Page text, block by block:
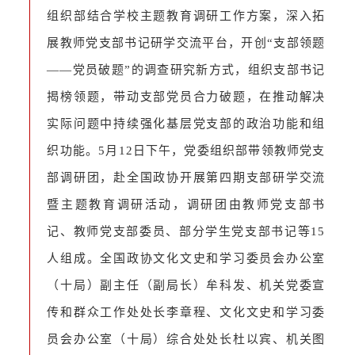
组织部结合学校主题教育调研工作方案，深入拓
展教师党支部书记研学交流平台，开创“支部领题
——党员破题”的调查研究新方式，组织支部书记
揭榜领题，带动支部党员合力破题，在推动解决
实际问题中持续强化基层党支部的政治功能和组
织功能。5月12日下午，党委组织部带领教师党支
部调研团，赴全国政协开展第四期支部研学交流
暨主题教育调研活动，调研团由教师党支部书
记、教师党支部委员、部分学生党支部书记等15
人组成。全国政协文化文史和学习委员会办公室
（十局）副主任（副局长）牟科发、机关党委宣
传和群众工作处处长李章程、文化文史和学习委
员会办公室（十局）综合处处长杜以宾、机关图